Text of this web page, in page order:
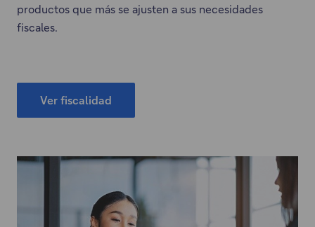
productos que más se ajusten a sus necesidades
fiscales.
Ver fiscalidad